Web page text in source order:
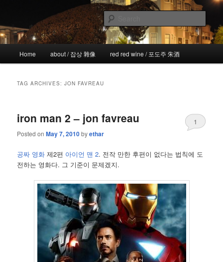
primary
content
secondary
content!wicked
the more I see the less I know
Home about / 잡상 雜像 red red wine / 포도주 朱酒
TAG ARCHIVES:JON FAVREAU
iron man 2 – jon favreau
Posted onMay 7, 2010byethar
1
공짜 영화 제2편 아이언 맨 2. 전작 만한 후편이 없다는 법칙에 도
전하는 영화다. 그 기준이 문제겠지.